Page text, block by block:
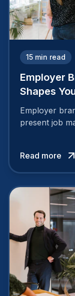
15 min read
Employer
Shapes
Employer
present job
Read more